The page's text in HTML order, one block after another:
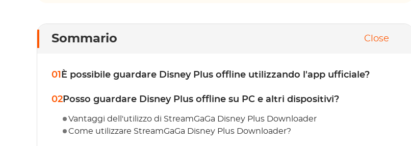
Sommario Close
01 È possibile guardare Disney Plus offline utilizzando l'app ufficiale?
02 Posso guardare Disney Plus offline su PC e altri dispositivi?
Vantaggi dell'utilizzo di StreamGaGa Disney Plus Downloader
Come utilizzare StreamGaGa Disney Plus Downloader?